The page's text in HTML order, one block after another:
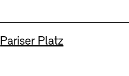
Standort
Pariser Platz